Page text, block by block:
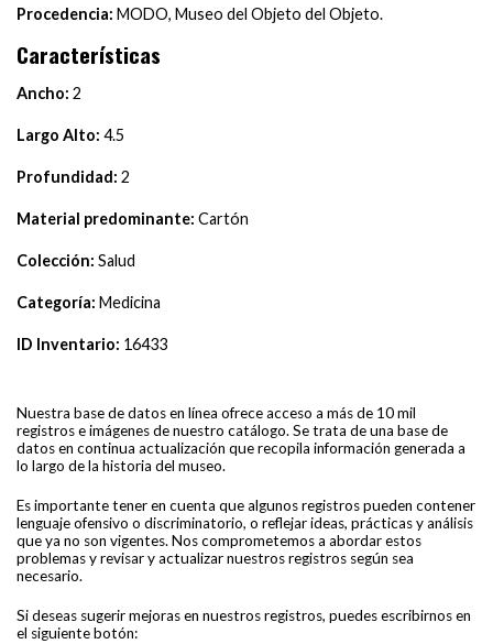
Procedencia: MODO, Museo del Objeto del Objeto.
Características
Ancho: 2
Largo Alto: 4.5
Profundidad: 2
Material predominante: Cartón
Colección: Salud
Categoría: Medicina
ID Inventario: 16433
Nuestra base de datos en línea ofrece acceso a más de 10 mil
registros e imágenes de nuestro catálogo. Se trata de una base de
datos en continua actualización que recopila información generada a
lo largo de la historia del museo.
Es importante tener en cuenta que algunos registros pueden contener
lenguaje ofensivo o discriminatorio, o reflejar ideas, prácticas y análisis
que ya no son vigentes. Nos comprometemos a abordar estos
problemas y revisar y actualizar nuestros registros según sea
necesario.
Si deseas sugerir mejoras en nuestros registros, puedes escribirnos en
el siguiente botón: